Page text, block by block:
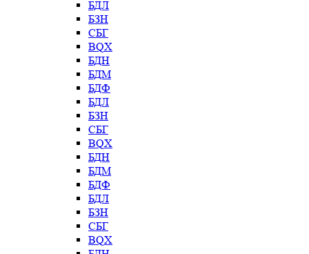
БДЛ
БЗН
СБГ
BQX
БДН
БДМ
БДФ
БДЛ
БЗН
СБГ
BQX
БДН
БДМ
БДФ
БДЛ
БЗН
СБГ
BQX